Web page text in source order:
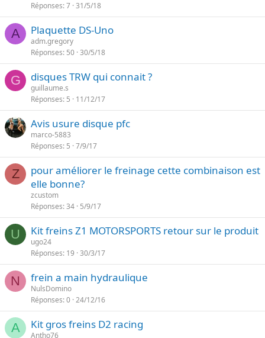
Réponses 7 31/5/18
A Plaquette DS-Uno
adm.gregory
Réponses 50 30/5/18
G disques TRW qui connait ?
guillaume.s
Réponses 5 11/12/17
Avis usure disque pfc
marco-5883
Réponses 5 7/9/17
Z
pour améliorer le freinage cette combinaison est
elle bonne?
zcustom
Réponses 34 5/9/17
U Kit freins Z1 MOTORSPORTS retour sur le produit
ugo24
Réponses 19 30/3/17
N frein a main hydraulique
NulsDomino
Réponses 0 24/12/16
A Kit gros freins D2 racing
Antho76